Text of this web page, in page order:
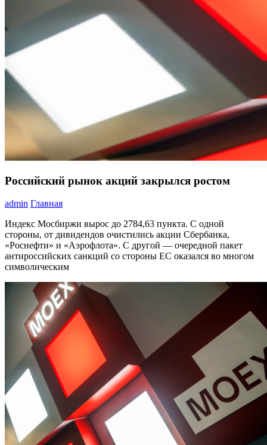
Российский рынок акций закрылся ростом
admin Главная
Индекс Мосбиржи вырос до 2784,63 пункта. С одной
стороны, от дивидендов очистились акции Сбербанка,
«Роснефти» и «Аэрофлота». С другой — очередной пакет
антироссийских санкций со стороны ЕС оказался во многом
символическим